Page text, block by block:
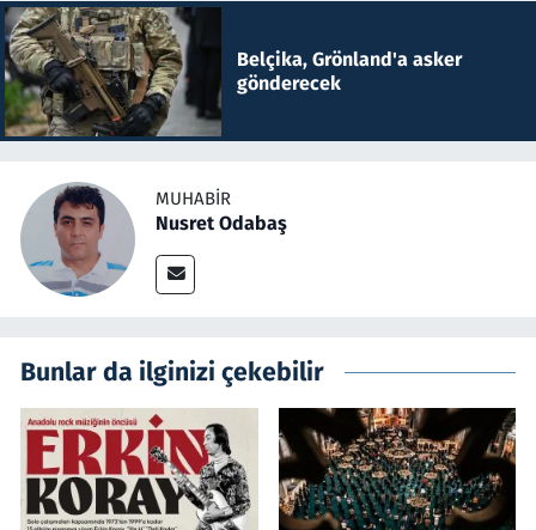
Belçika, Grönland'a asker
gönderecek
MUHABIR
Nusret Odabaş
Bunlar da ilginizi çekebilir